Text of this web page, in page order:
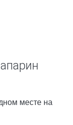
месте на